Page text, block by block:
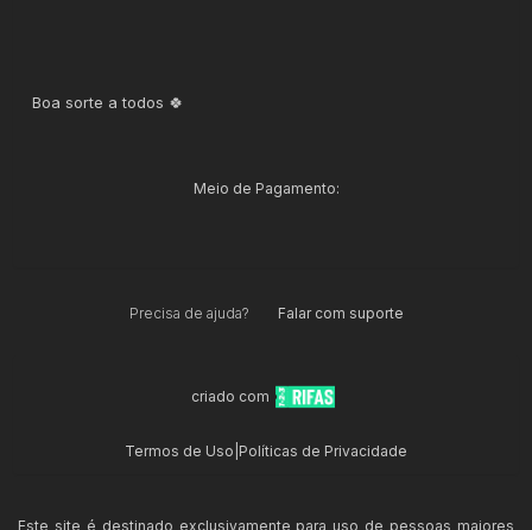
Boa sorte a todos 🍀
Meio de Pagamento:
Precisa de ajuda? Falar com suporte
criado com
Termos de Uso Políticas de Privacidade
Este site é destinado exclusivamente para uso de pessoas maiores